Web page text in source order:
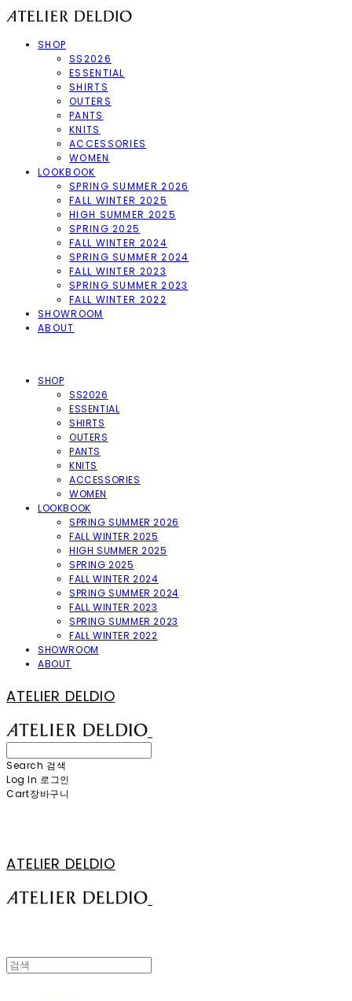
SHOP
SS2026
ESSENTIAL
SHIRTS
OUTERS
PANTS
KNITS
ACCESSORIES
WOMEN
LOOKBOOK
SPRING SUMMER 2026
FALL WINTER 2025
HIGH SUMMER 2025
SPRING 2025
FALL WINTER 2024
SPRING SUMMER 2024
FALL WINTER 2023
SPRING SUMMER 2023
FALL WINTER 2022
SHOWROOM
ABOUT
SHOP
SS2026
ESSENTIAL
SHIRTS
OUTERS
PANTS
KNITS
ACCESSORIES
WOMEN
LOOKBOOK
SPRING SUMMER 2026
FALL WINTER 2025
HIGH SUMMER 2025
SPRING 2025
FALL WINTER 2024
SPRING SUMMER 2024
FALL WINTER 2023
SPRING SUMMER 2023
FALL WINTER 2022
SHOWROOM
ABOUT
ATELIER DELDIO
Search 검색
Log In 로그인
Cart장바구니
ATELIER DELDIO